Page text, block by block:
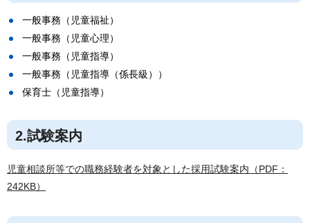
一般事務（児童福祉）
一般事務（児童心理）
一般事務（児童指導）
一般事務（児童指導（係長級））
保育士（児童指導）
2.試験案内
児童相談所等での職務経験者を対象とした採用試験案内（PDF：
242KB）